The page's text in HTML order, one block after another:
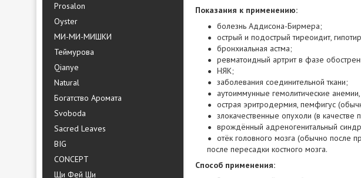
Prosalon
Oyster
МИ-МИ-МИШКИ
Теймурова
Qianye
Natural
Богатство Аромата
Svoboda
Sacred Leaves
BIG
CONCEPT
Щи Фей Ши
Показания к применению:
болезнь Аддисона-Бирмера;
острый и подострый тиреоидит,
бронхиальная астма;
ревматоидный артрит в фазе
НЯК;
заболевания соединительной ткани;
аутоиммунные гемолитические
острая эритродермия, пемфигус
злокачественные опухоли (в качестве
врождённый адреногенитальный
отёк головного мозга (обычно после
после пересадки костного мозга.
Способ применения: